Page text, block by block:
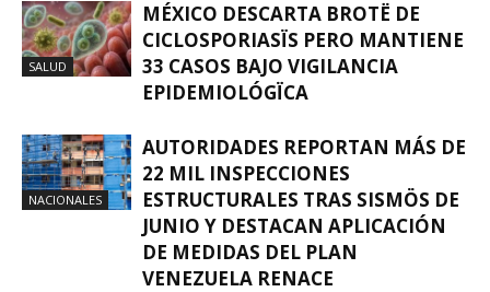
SALUD
MÉXICO DESCARTA BROTË DE
CICLOSPORIASÏS PERO MANTIENE
33 CASOS BAJO VIGILANCIA
EPIDEMIOLÓGÏCA
NACIONALES
AUTORIDADES REPORTAN MÁS DE
22 MIL INSPECCIONES
ESTRUCTURALES TRAS SISMÖS DE
JUNIO Y DESTACAN APLICACIÓN
DE MEDIDAS DEL PLAN
VENEZUELA RENACE